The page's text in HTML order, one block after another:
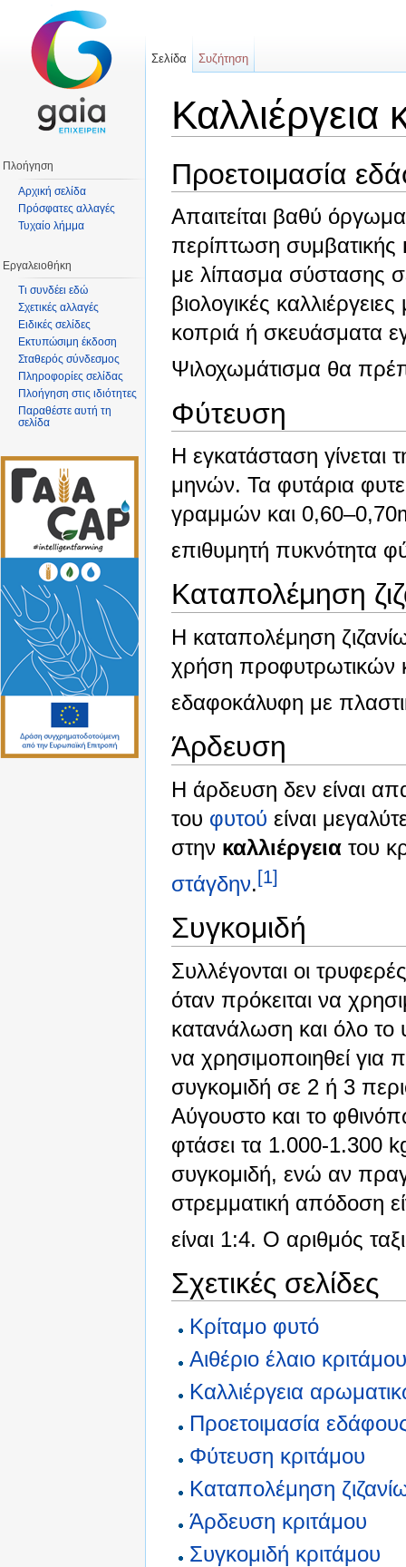
Καλλιέργεια
Προετοιμασία
Απαιτείται βαθύ
περίπτωση συμβατικής
με λίπασμα σύστασης
βιολογικές
κοπριά ή σκευάσματα
Ψιλοχωμάτισμα θα
Φύτευση
Η εγκατάσταση γίνεται
μηνών. Τα φυτάρια
γραμμών και
επιθυμητή πυκνότητα
Καταπολέμηση
Η καταπολέμηση
χρήση προφυτρωτικών
εδαφοκάλυφη με
Άρδευση
Η άρδευση δεν είναι
του φυτού είναι
στην καλλιέργεια του
στάγδην. [1]
Συγκομιδή
Συλλέγονται οι
όταν πρόκειται να
κατανάλωση και όλο το
να χρησιμοποιηθεί για
συγκομιδή σε 2 ή 3
Αύγουστο και το
φτάσει τα 1.000-1.300
συγκομιδή, ενώ αν
στρεμματική απόδοση
είναι 1:4. Ο αριθμός
Σχετικές σελίδες
Κρίταμο φυτό
Αιθέριο έλαιο
Καλλιέργεια
Προετοιμασία
Φύτευση κριτάμου
Καταπολέμηση
Άρδευση κριτάμου
Συγκομιδή κριτάμου
Σελίδα Συζήτηση
Πλοήγηση
Αρχική σελίδα
Πρόσφατες αλλαγές
Τυχαίο λήμμα
Εργαλειοθήκη
Τι συνδέει εδώ
Σχετικές αλλαγές
Ειδικές σελίδες
Εκτυπώσιμη έκδοση
Σταθερός σύνδεσμος
Πληροφορίες σελίδας
Πλοήγηση στις ιδιότητες
Παραθέστε αυτή τη
σελίδα